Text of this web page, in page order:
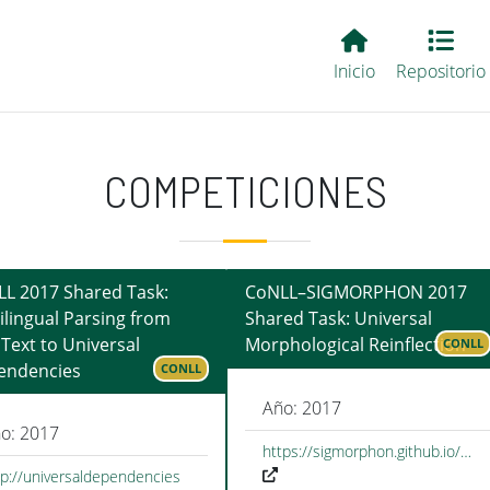
Main EvALL
Inicio Repositorio
COMPETICIONES
2017 Shared Task:
Parsing from
to Universal
CONLL
2017
universaldependencies
CoNLL–SIGMORPHON 2017
Shared Task: Universal
Morphological Reinflection
CONLL
Año: 2017
https://sigmorphon.github.io/…